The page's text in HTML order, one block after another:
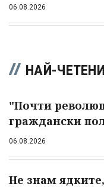
06.08.2026
НАЙ-ЧЕТЕНИ
"Почти
граждански
06.08.2026
Не знам